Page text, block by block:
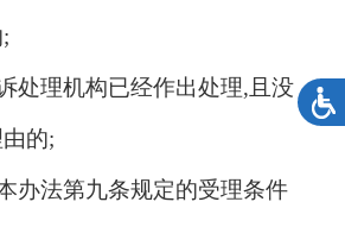
处理机构已经作出处理,且没
的;
办法第九条规定的受理条件